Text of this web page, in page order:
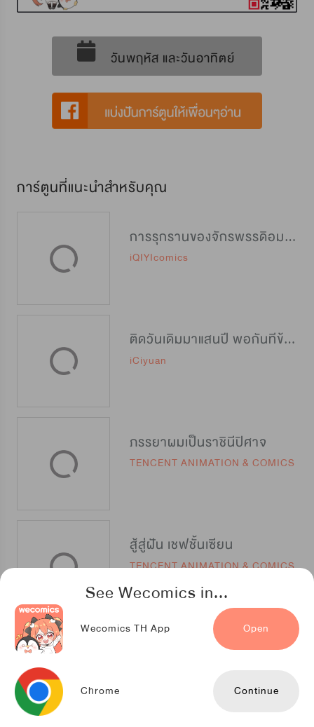
See Wecomics in...
Wecomics TH App Open
Chrome Continue
วันพฤหัส และวันอาทิตย์
การ์ตูนที่แนะนำสำหรับคุณ
การรุกรานของจักรพรรดิอมตะ
iQIYIcomics
ติดวันเดิมมาแสนปี พอกันทีข้าขอเทพ
iCiyuan
ภรรยาผมเป็นราชินีปิศาจ
TENCENT ANIMATION & COMICS
สู้สู่ฝัน เชฟชั้นเซียน
TENCENT ANIMATION & COMICS
เรื่องแถผมเซียน เรื่องเกรียนผมเทพ